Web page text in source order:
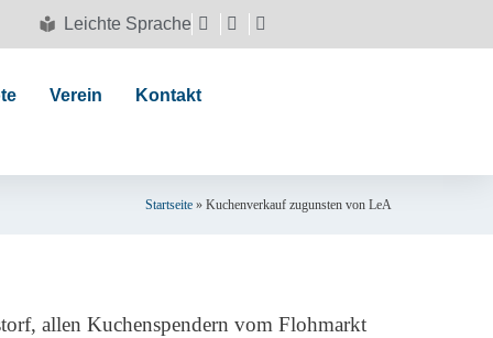
Leichte Sprache
Verein Kontakt
Startseite» Kuchenverkauf zugunsten von LeA
allen Kuchenspendern vom Flohmarkt